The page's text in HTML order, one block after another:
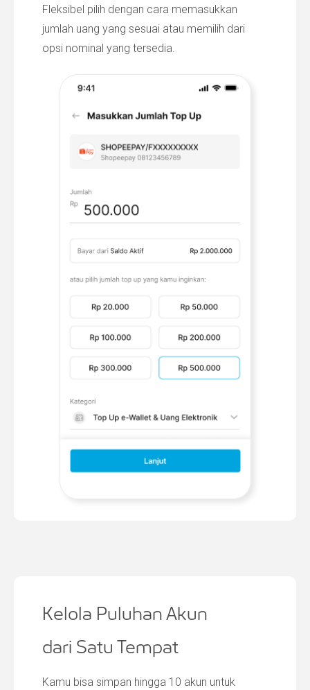
Fleksibel pilih dengan cara memasukkan
jumlah uang yang sesuai atau memilih dari
opsi nominal yang tersedia.
Kelola Puluhan Akun
dari Satu Tempat
Kamu bisa simpan hingga 10 akun untuk